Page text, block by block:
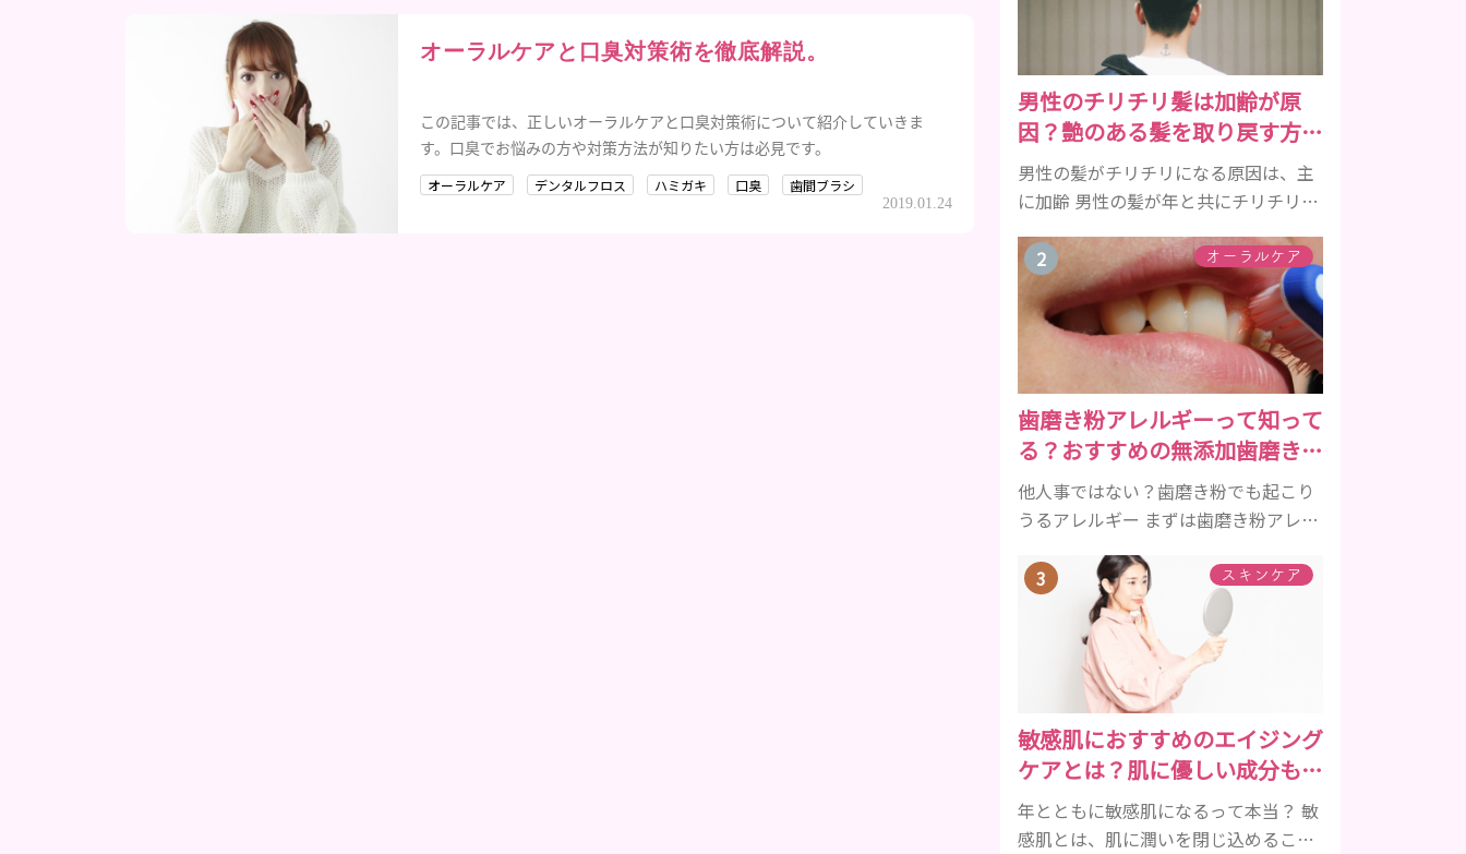
オーラルケアと口臭対策術を徹底解説。
この記事では、正しいオーラルケアと口臭対策術について紹介していきま
す。口臭でお悩みの方や対策方法が知りたい方は必見です。
オーラルケア デンタルフロス ハミガキ 口臭 歯間ブラシ
2019.01.24
男性のチリチリ髪は加齢が原
因？艶のある髪を取り戻す方法
をご紹介
男性の髪がチリチリになる原因は、主
に加齢 男性の髪が年と共にチリチリに
い頃はしっかりとボリュームがあり、
髪にツヤがあった男性も、いつのまに
か髪がチリチリでペタンとするように
なったと感じる人もいるでしょう。特
に大人の男性としての魅力が出てくる
40代以降の男性に悩んでいる人が多い
傾向があります。 髪が生え変わるサイ
クルは、年齢と共に乱れていきます。
髪が太くならないま...
オーラルケア
歯磨き粉アレルギーって知って
る？おすすめの無添加歯磨き粉
をご紹介
他人事ではない？歯磨き粉でも起こり
うるアレルギー まずは歯磨き粉アレル
ーの症状を解説しますね。 歯磨き粉に
含まれるアレルギーを起こすおそれの
ある成分 まず、普段お使いの歯磨き粉
に含まれているどの成分にアレルギー
を引き起こすおそれがあるのかを説明
しますね。 •フッ素･･･歯の表面のエナ
メルを守り強くしたり、虫歯と防ぐ働
きを持つ成分 •香味料 ･･･歯磨き粉の風
味や爽...
スキンケア
敏感肌におすすめのエイジング
ケアとは？肌に優しい成分も解
説
年とともに敏感肌になるって本当？ 敏
感肌とは、肌に潤いを閉じ込めること